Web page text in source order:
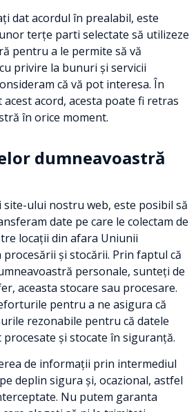
dat acordul în prealabil, este
terțe parti selectate să utilizeze
pentru a le permite să vă
privire la bunuri și servicii
că vă pot interesa. În
acest acord, acesta poate fi retras
în orice moment.
dumneavoastră
ului nostru web, este posibil să
date pe care le colectam de
locații din afara Uniunii
procesării și stocării. Prin faptul că
personale, sunteți de
aceasta stocare sau procesare.
pentru a ne asigura că
rezonabile pentru că datele
și stocate în siguranță.
de informații prin intermediul
deplin sigura și, ocazional, astfel
Nu putem garanta